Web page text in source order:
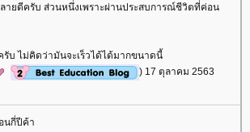
ายดีครับ ส่วนหนึ่งเพราะผ่านประสบการณ์ชีวิตที่ค่อน
รับ ไม่คิดว่ามันจะเร็วได้ได้มากขนาดนี้
) 17 ตุลาคม 2563
นกี่ปีค้า